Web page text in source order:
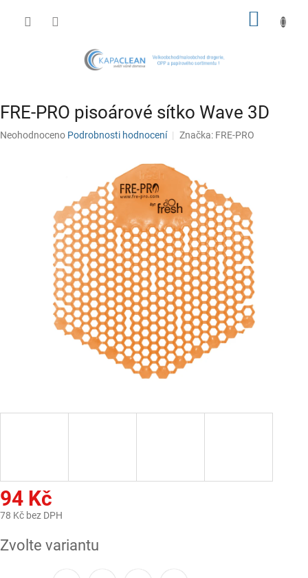
FRE-PRO pisoárové sítko Wave 3D
Průměrné
Neohodnoceno Podrobnosti hodnocení Značka: FRE-PRO
94 Kč
78 Kč bez DPH
cena:
Zvolte variantu